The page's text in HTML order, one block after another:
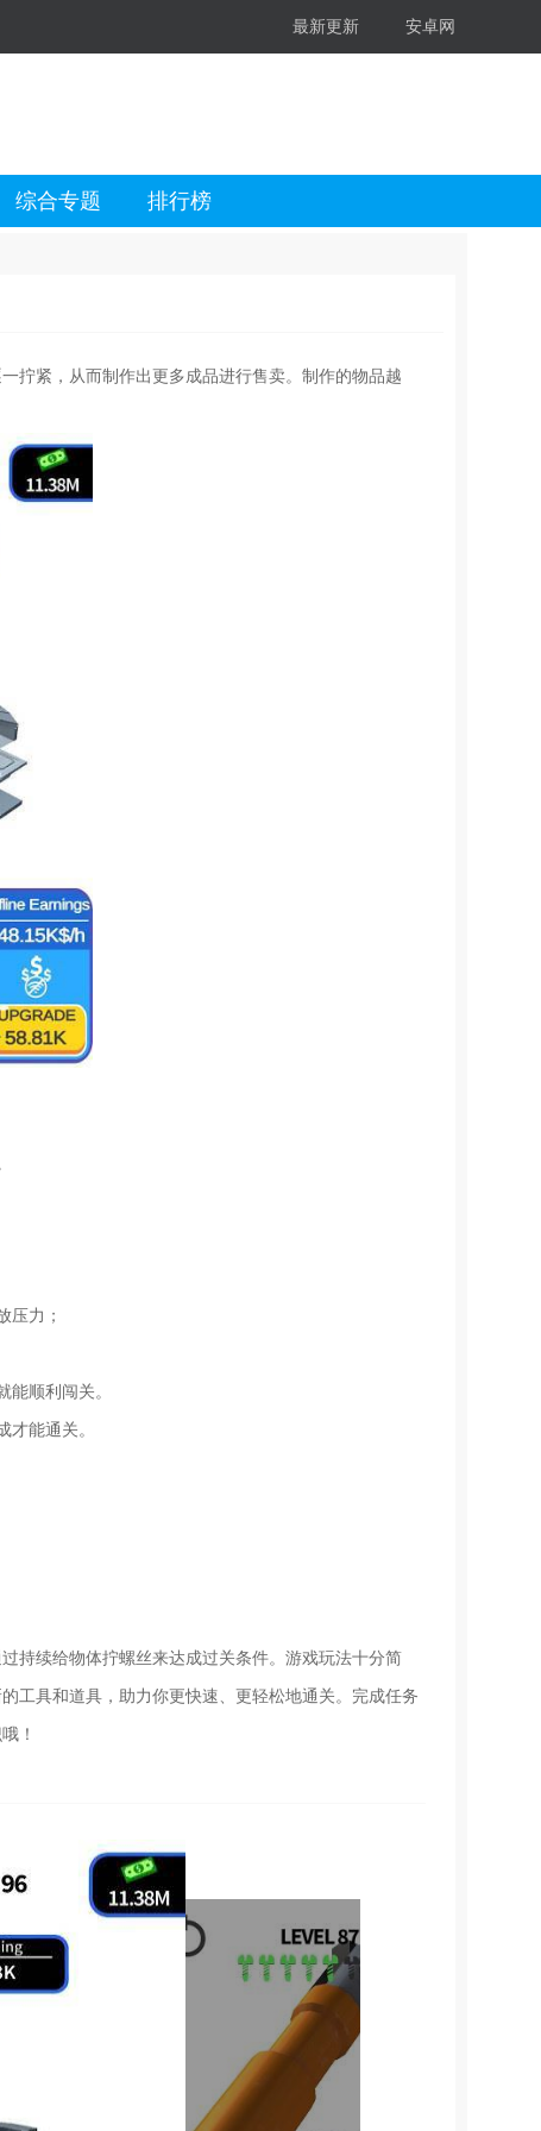
最新更新 安卓网
综合专题 排行榜
拧紧，从而制作出更多成品进行售卖。制作的物品越
压力；
顺利闯关。
能通关。
持续给物体拧螺丝来达成过关条件。游戏玩法十分简
工具和道具，助力你更快速、更轻松地通关。完成任务
！